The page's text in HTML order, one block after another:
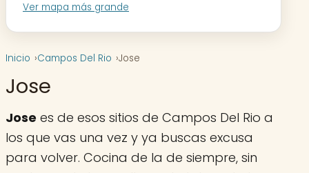
Ver mapa más grande
Inicio Campos Del Rio Jose
Jose
Jose es de esos sitios de Campos Del Rio a
los que vas una vez y ya buscas excusa
para volver. Cocina de la de siempre, sin